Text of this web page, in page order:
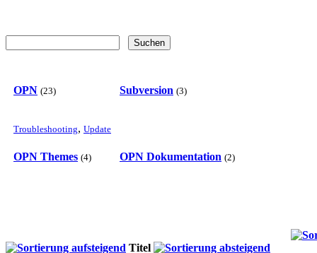
OPN (23)
Troubleshooting, Update
Subversion (3)
OPN Themes (4) OPN Dokumentation (2)
Titel